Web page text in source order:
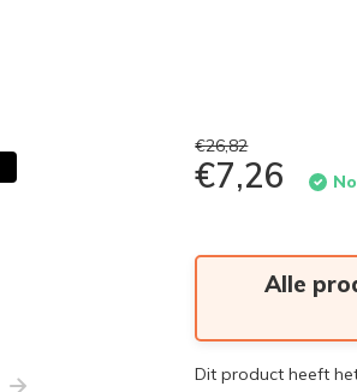
€26,82
€7,26
Alle
Dit product heeft